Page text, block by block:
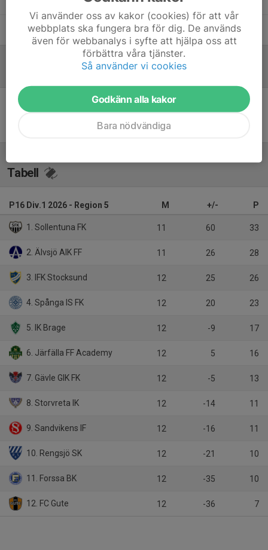
Lennart AdolphiLagledare
Inget referat skrivet
Tabell
P16 Div.1 2026 - Region 5 M +/- P
1. Sollentuna FK 11 60 33
2. Älvsjö AIK FF 11 26 28
3. IFK Stocksund 12 25 26
4. Spånga IS FK 12 20 23
5. IK Brage 12 -9 17
6. Järfälla FF Academy 12 5 16
7. Gävle GIK FK 12 -5 13
8. Storvreta IK 12 -14 11
9. Sandvikens IF 12 -16 11
10. Rengsjö SK 12 -21 10
11. Forssa BK 12 -35 10
12. FC Gute 12 -36 7
Vi använder oss av kakor (cookies) för att vår
webbplats ska fungera bra för dig. De används
även för webbanalys i syfte att hjälpa oss att
förbättra våra tjänster.
Så använder vi cookies
Godkänn alla kakor
Bara nödvändiga